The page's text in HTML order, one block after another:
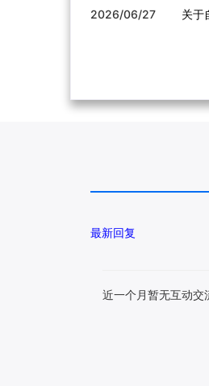
2026/06/27 关于
最新回复
近一个月暂无互动交